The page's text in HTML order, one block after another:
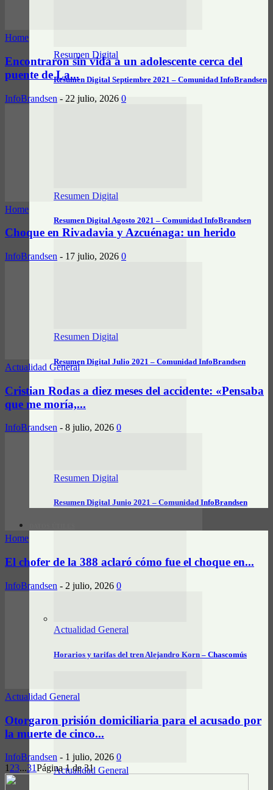
Resumen Digital
Resumen Digital Septiembre 2021 – Comunidad InfoBrandsen
Resumen Digital
Resumen Digital Agosto 2021 – Comunidad InfoBrandsen
Resumen Digital
Resumen Digital Julio 2021 – Comunidad InfoBrandsen
Resumen Digital
Resumen Digital Junio 2021 – Comunidad InfoBrandsen
Actualidad General
Horarios y tarifas del tren Alejandro Korn – Chascomús
Actualidad General
Home
Encontraron sin vida a un adolescente cerca del
puente de La...
InfoBrandsen - 22 julio, 2026 0
Home
Choque en Rivadavia y Azcuénaga: un herido
InfoBrandsen - 17 julio, 2026 0
Actualidad General
Cristian Rodas a diez meses del accidente: «Pensaba
que me moría,...
InfoBrandsen - 8 julio, 2026 0
Home
El chofer de la 388 aclaró cómo fue el choque en...
InfoBrandsen - 2 julio, 2026 0
Actualidad General
Otorgaron prisión domiciliaria para el acusado por
la muerte de cinco...
InfoBrandsen - 1 julio, 2026 0
1 23...31Página 1 de 31